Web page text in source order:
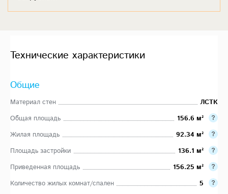
Технические характеристики
Общие
Материал стен
ЛСТК
Общая площадь
156.6 м²
Жилая площадь
92.34 м²
Площадь застройки
136.1 м²
Приведенная площадь
156.25 м²
Количество жилых комнат/спален
5